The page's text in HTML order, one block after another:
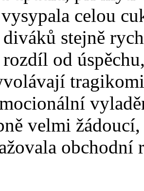
celou
diváků stejně
od
velmi
obchodní